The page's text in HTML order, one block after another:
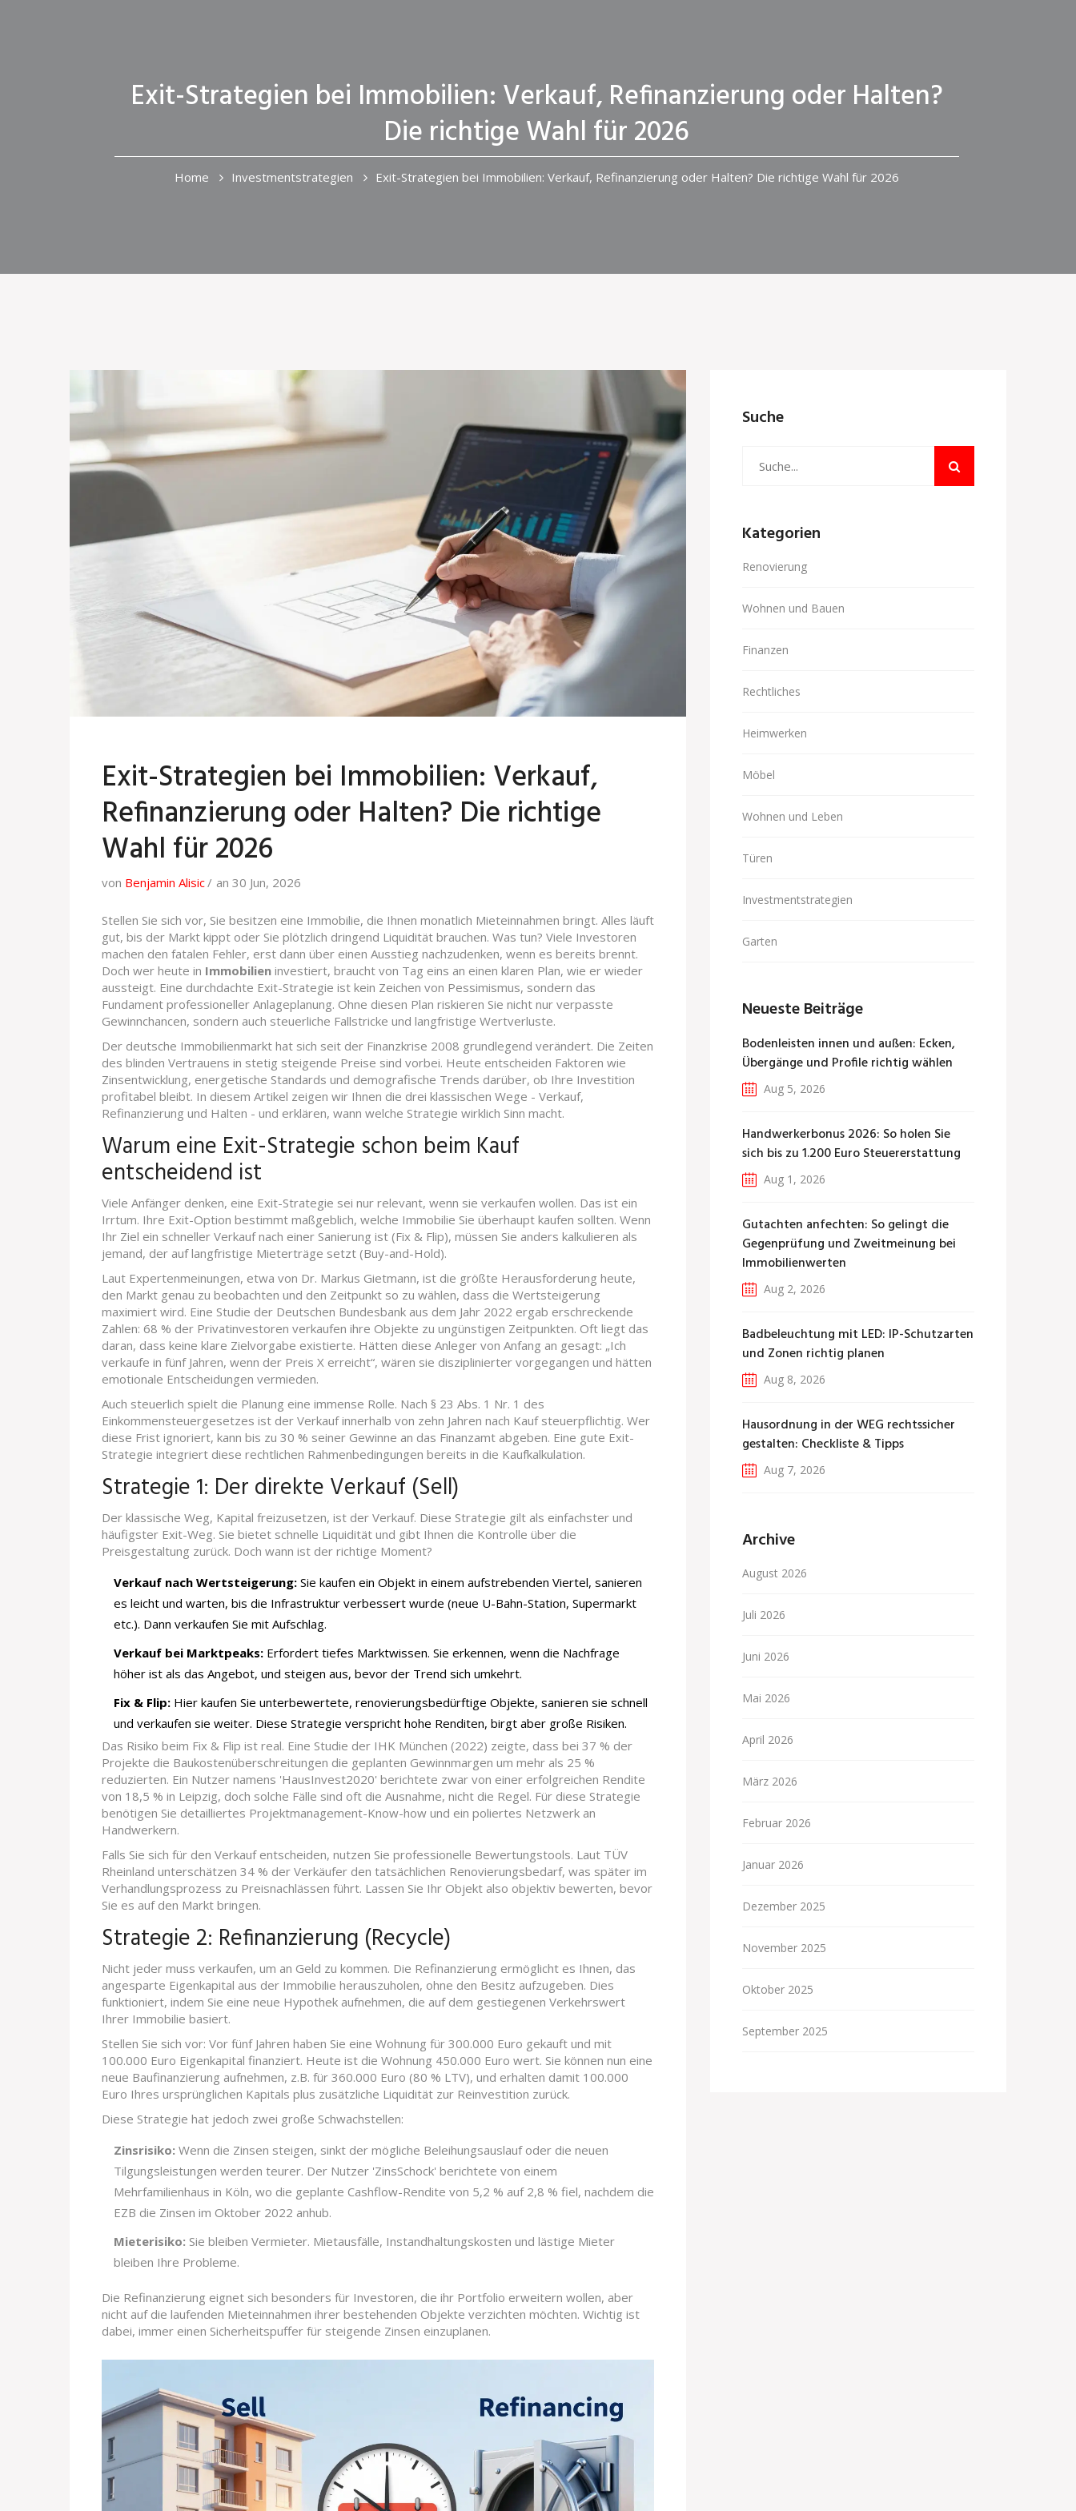
Exit-Strategien bei Immobilien: Verkauf, Refinanzierung oder Halten?
Die richtige Wahl für 2026
Home Investmentstrategien Exit-Strategien bei Immobilien: Verkauf, Refinanzierung oder Halten? Die richtige Wahl für 2026
Exit-Strategien bei Immobilien: Verkauf,
Refinanzierung oder Halten? Die richtige
Wahl für 2026
von Benjamin Alisic an 30 Jun, 2026
Stellen Sie sich vor, Sie besitzen eine Immobilie, die Ihnen monatlich Mieteinnahmen bringt. Alles läuft
gut, bis der Markt kippt oder Sie plötzlich dringend Liquidität brauchen. Was tun? Viele Investoren
machen den fatalen Fehler, erst dann über einen Ausstieg nachzudenken, wenn es bereits brennt.
Doch wer heute in Immobilien investiert, braucht von Tag eins an einen klaren Plan, wie er wieder
aussteigt. Eine durchdachte Exit-Strategie ist kein Zeichen von Pessimismus, sondern das
Fundament professioneller Anlageplanung. Ohne diesen Plan riskieren Sie nicht nur verpasste
Gewinnchancen, sondern auch steuerliche Fallstricke und langfristige Wertverluste.
Der deutsche Immobilienmarkt hat sich seit der Finanzkrise 2008 grundlegend verändert. Die Zeiten
des blinden Vertrauens in stetig steigende Preise sind vorbei. Heute entscheiden Faktoren wie
Zinsentwicklung, energetische Standards und demografische Trends darüber, ob Ihre Investition
profitabel bleibt. In diesem Artikel zeigen wir Ihnen die drei klassischen Wege - Verkauf,
Refinanzierung und Halten - und erklären, wann welche Strategie wirklich Sinn macht.
Warum eine Exit-Strategie schon beim Kauf
entscheidend ist
Viele Anfänger denken, eine Exit-Strategie sei nur relevant, wenn sie verkaufen wollen. Das ist ein
Irrtum. Ihre Exit-Option bestimmt maßgeblich, welche Immobilie Sie überhaupt kaufen sollten. Wenn
Ihr Ziel ein schneller Verkauf nach einer Sanierung ist (Fix & Flip), müssen Sie anders kalkulieren als
jemand, der auf langfristige Mieterträge setzt (Buy-and-Hold).
Laut Expertenmeinungen, etwa von Dr. Markus Gietmann, ist die größte Herausforderung heute,
den Markt genau zu beobachten und den Zeitpunkt so zu wählen, dass die Wertsteigerung
maximiert wird. Eine Studie der Deutschen Bundesbank aus dem Jahr 2022 ergab erschreckende
Zahlen: 68 % der Privatinvestoren verkaufen ihre Objekte zu ungünstigen Zeitpunkten. Oft liegt das
daran, dass keine klare Zielvorgabe existierte. Hätten diese Anleger von Anfang an gesagt: „Ich
verkaufe in fünf Jahren, wenn der Preis X erreicht“, wären sie disziplinierter vorgegangen und hätten
emotionale Entscheidungen vermieden.
Auch steuerlich spielt die Planung eine immense Rolle. Nach § 23 Abs. 1 Nr. 1 des
Einkommensteuergesetzes ist der Verkauf innerhalb von zehn Jahren nach Kauf steuerpflichtig. Wer
diese Frist ignoriert, kann bis zu 30 % seiner Gewinne an das Finanzamt abgeben. Eine gute Exit-
Strategie integriert diese rechtlichen Rahmenbedingungen bereits in die Kaufkalkulation.
Strategie 1: Der direkte Verkauf (Sell)
Der klassische Weg, Kapital freizusetzen, ist der Verkauf. Diese Strategie gilt als einfachster und
häufigster Exit-Weg. Sie bietet schnelle Liquidität und gibt Ihnen die Kontrolle über die
Preisgestaltung zurück. Doch wann ist der richtige Moment?
Verkauf nach Wertsteigerung: Sie kaufen ein Objekt in einem aufstrebenden Viertel, sanieren
es leicht und warten, bis die Infrastruktur verbessert wurde (neue U-Bahn-Station, Supermarkt
etc.). Dann verkaufen Sie mit Aufschlag.
Verkauf bei Marktpeaks: Erfordert tiefes Marktwissen. Sie erkennen, wenn die Nachfrage
höher ist als das Angebot, und steigen aus, bevor der Trend sich umkehrt.
Fix & Flip: Hier kaufen Sie unterbewertete, renovierungsbedürftige Objekte, sanieren sie schnell
und verkaufen sie weiter. Diese Strategie verspricht hohe Renditen, birgt aber große Risiken.
Das Risiko beim Fix & Flip ist real. Eine Studie der IHK München (2022) zeigte, dass bei 37 % der
Projekte die Baukostenüberschreitungen die geplanten Gewinnmargen um mehr als 25 %
reduzierten. Ein Nutzer namens 'HausInvest2020' berichtete zwar von einer erfolgreichen Rendite
von 18,5 % in Leipzig, doch solche Fälle sind oft die Ausnahme, nicht die Regel. Für diese Strategie
benötigen Sie detailliertes Projektmanagement-Know-how und ein poliertes Netzwerk an
Handwerkern.
Falls Sie sich für den Verkauf entscheiden, nutzen Sie professionelle Bewertungstools. Laut TÜV
Rheinland unterschätzen 34 % der Verkäufer den tatsächlichen Renovierungsbedarf, was später im
Verhandlungsprozess zu Preisnachlässen führt. Lassen Sie Ihr Objekt also objektiv bewerten, bevor
Sie es auf den Markt bringen.
Strategie 2: Refinanzierung (Recycle)
Nicht jeder muss verkaufen, um an Geld zu kommen. Die Refinanzierung ermöglicht es Ihnen, das
angesparte Eigenkapital aus der Immobilie herauszuholen, ohne den Besitz aufzugeben. Dies
funktioniert, indem Sie eine neue Hypothek aufnehmen, die auf dem gestiegenen Verkehrswert
Ihrer Immobilie basiert.
Stellen Sie sich vor: Vor fünf Jahren haben Sie eine Wohnung für 300.000 Euro gekauft und mit
100.000 Euro Eigenkapital finanziert. Heute ist die Wohnung 450.000 Euro wert. Sie können nun eine
neue Baufinanzierung aufnehmen, z.B. für 360.000 Euro (80 % LTV), und erhalten damit 100.000
Euro Ihres ursprünglichen Kapitals plus zusätzliche Liquidität zur Reinvestition zurück.
Diese Strategie hat jedoch zwei große Schwachstellen:
Zinsrisiko: Wenn die Zinsen steigen, sinkt der mögliche Beleihungsauslauf oder die neuen
Tilgungsleistungen werden teurer. Der Nutzer 'ZinsSchock' berichtete von einem
Mehrfamilienhaus in Köln, wo die geplante Cashflow-Rendite von 5,2 % auf 2,8 % fiel, nachdem die
EZB die Zinsen im Oktober 2022 anhub.
Mieterisiko: Sie bleiben Vermieter. Mietausfälle, Instandhaltungskosten und lästige Mieter
bleiben Ihre Probleme.
Die Refinanzierung eignet sich besonders für Investoren, die ihr Portfolio erweitern wollen, aber
nicht auf die laufenden Mieteinnahmen ihrer bestehenden Objekte verzichten möchten. Wichtig ist
dabei, immer einen Sicherheitspuffer für steigende Zinsen einzuplanen.
Suche
Kategorien
Renovierung
Wohnen und Bauen
Finanzen
Rechtliches
Heimwerken
Möbel
Wohnen und Leben
Türen
Investmentstrategien
Garten
Neueste Beiträge
Bodenleisten innen und außen: Ecken,
Übergänge und Profile richtig wählen
Aug 5, 2026
Handwerkerbonus 2026: So holen Sie
sich bis zu 1.200 Euro Steuererstattung
Aug 1, 2026
Gutachten anfechten: So gelingt die
Gegenprüfung und Zweitmeinung bei
Immobilienwerten
Aug 2, 2026
Badbeleuchtung mit LED: IP-Schutzarten
und Zonen richtig planen
Aug 8, 2026
Hausordnung in der WEG rechtssicher
gestalten: Checkliste & Tipps
Aug 7, 2026
Archive
August 2026
Juli 2026
Juni 2026
Mai 2026
April 2026
März 2026
Februar 2026
Januar 2026
Dezember 2025
November 2025
Oktober 2025
September 2025